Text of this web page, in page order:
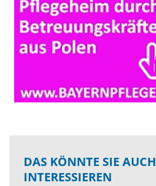
DAS KÖNNTE SIE AUCH
INTERESSIEREN